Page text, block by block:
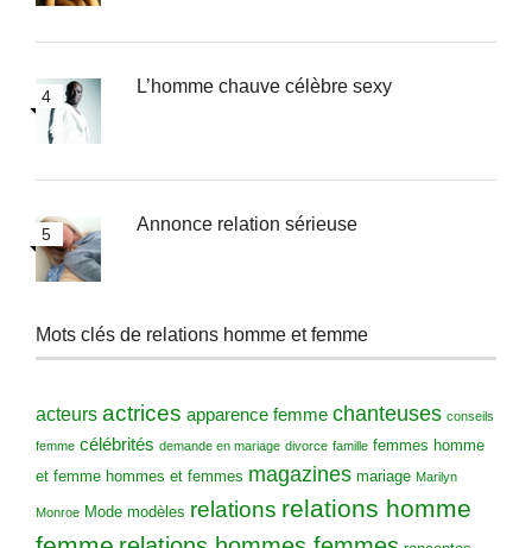
L’homme chauve célèbre sexy
Annonce relation sérieuse
Mots clés de relations homme et femme
acteurs actrices apparence femme chanteuses conseils
femme célébrités demande en mariage divorce famille femmes homme
et femme hommes et femmes magazines mariage Marilyn
Monroe Mode modèles relations relations homme